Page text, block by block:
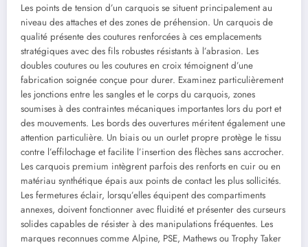
Les points de tension d’un carquois se situent principalement au
niveau des attaches et des zones de préhension. Un carquois de
qualité présente des coutures renforcées à ces emplacements
stratégiques avec des fils robustes résistants à l’abrasion. Les
doubles coutures ou les coutures en croix témoignent d’une
fabrication soignée conçue pour durer. Examinez particulièrement
les jonctions entre les sangles et le corps du carquois, zones
soumises à des contraintes mécaniques importantes lors du port et
des mouvements. Les bords des ouvertures méritent également une
attention particulière. Un biais ou un ourlet propre protège le tissu
contre l’effilochage et facilite l’insertion des flèches sans accrocher.
Les carquois premium intègrent parfois des renforts en cuir ou en
matériau synthétique épais aux points de contact les plus sollicités.
Les fermetures éclair, lorsqu’elles équipent des compartiments
annexes, doivent fonctionner avec fluidité et présenter des curseurs
solides capables de résister à des manipulations fréquentes. Les
marques reconnues comme Alpine, PSE, Mathews ou Trophy Taker